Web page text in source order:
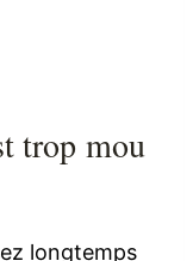
trop mou
longtemps